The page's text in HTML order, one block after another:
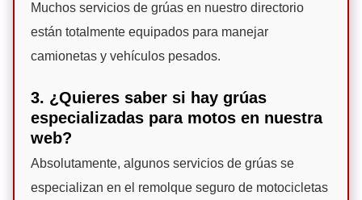
Muchos servicios de grúas en nuestro directorio
están totalmente equipados para manejar
camionetas y vehículos pesados.
3. ¿Quieres saber si hay grúas
especializadas para motos en nuestra
web?
Absolutamente, algunos servicios de grúas se
especializan en el remolque seguro de motocicletas